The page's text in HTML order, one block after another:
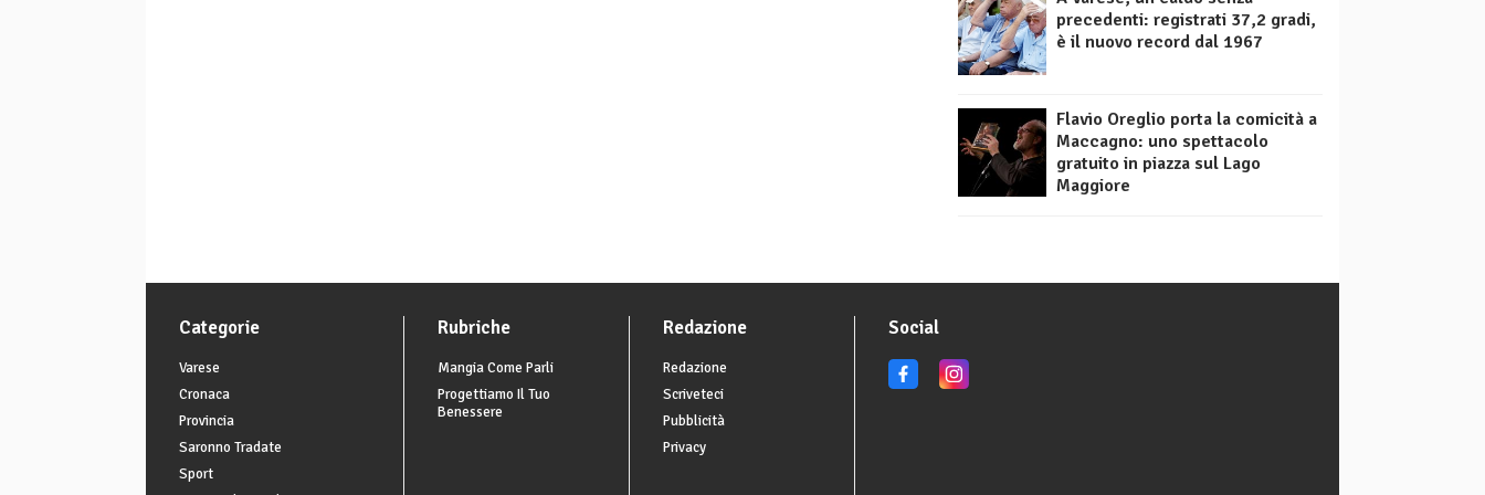
precedenti: registrati 37,2 gradi,
è il nuovo record dal 1967
Flavio Oreglio porta la comicità a
Maccagno: uno spettacolo
gratuito in piazza sul Lago
Maggiore
Categorie
Varese
Cronaca
Provincia
Saronno Tradate
Sport
Rubriche
Mangia Come Parli
Progettiamo Il Tuo
Benessere
Redazione
Redazione
Scriveteci
Pubblicità
Privacy
Social